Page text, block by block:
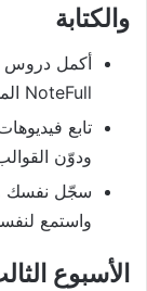
والكتابة
NoteFull المجانية.
ودوّن
واستمع
الأسبوع